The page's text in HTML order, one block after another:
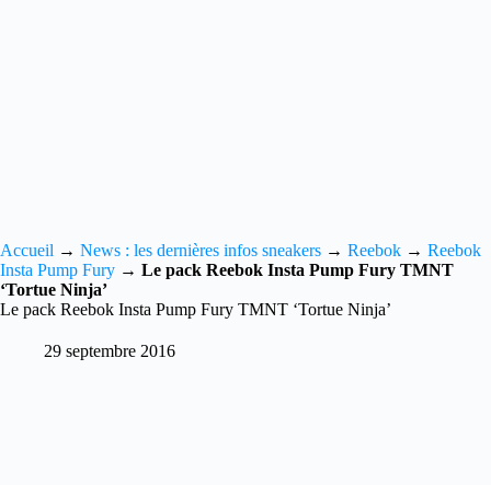
Accueil → News : les dernières infos sneakers → Reebok → Reebok
Insta Pump Fury → Le pack Reebok Insta Pump Fury TMNT
‘Tortue Ninja’
Le pack Reebok Insta Pump Fury TMNT ‘Tortue Ninja’
29 septembre 2016